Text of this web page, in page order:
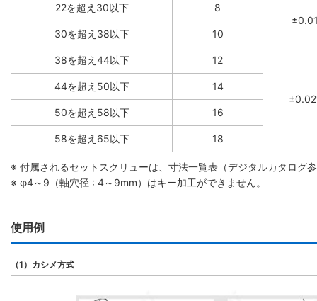
22を超え30以下
8
30を超え38以下
10
38を超え44以下 12
44を超え50以下 14
50を超え58以下 16
58を超え65以下 18
※ 付属されるセットスクリューは、寸法一覧表（デジタルカタログ
※ φ4～9（軸穴径 : 4～9mm）はキー加工ができません。
使用例
（1）カシメ方式